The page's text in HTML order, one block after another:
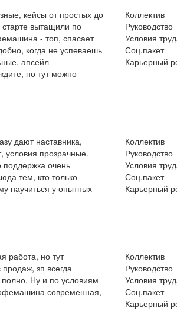
кейсы от простых до
вытащили по
- топ, спасает
когда не успеваешь
апсейл
но тут можно
Коллектив
Руководство
Условия
Соц.пакет
Карьерный
дают наставника,
прозрачные.
очень
тем, кто только
научиться у опытных
Коллектив
Руководство
Условия
Соц.пакет
Карьерный
работа, но тут
зп всегда
Ну и по условиям
современная,
Коллектив
Руководство
Условия
Соц.пакет
Карьерный